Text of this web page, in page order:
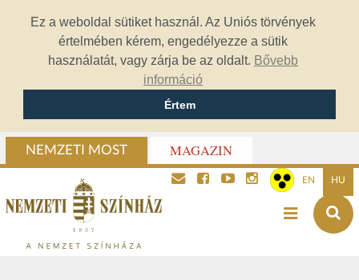
Ez a weboldal sütiket használ. Az Uniós törvények
értelmében kérem, engedélyezze a sütik
használatát, vagy zárja be az oldalt. Bővebb
információ
Értem
NEMZETI MOST MAGAZIN
EN HU